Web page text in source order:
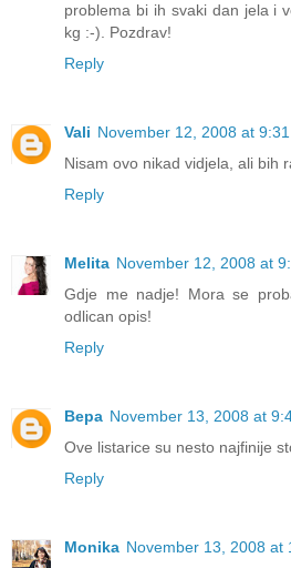
problema bi ih svaki dan jela i
kg :-). Pozdrav!
Reply
Vali November 12, 2008 at 9:31
Nisam ovo nikad vidjela, ali bih
Reply
Melita November 12, 2008 at
Gdje me nadje! Mora se
odlican opis!
Reply
Вера November 13, 2008 at
Ove listarice su nesto najfinije
Reply
Monika November 13, 2008 at